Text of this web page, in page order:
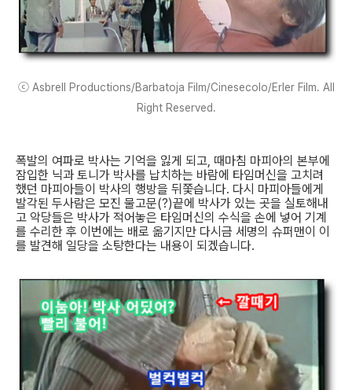
ⓒ Asbrell Productions/Barbatoja Film/Cinesecolo/Erler Film. All
Right Reserved.
폭발의 여파로 박사는 기억을 잃게 되고, 때마침 마피아의 본부에
잠입한 닉과 토니가 박사를 납치하는 바람에 타임머신을 고치려
했던 마피아들이 박사의 행방을 뒤쫓습니다. 다시 마피아들에게
발각된 두사람은 모진 물고문(?)끝에 박사가 있는 곳을 실토해내
고 악당들은 박사가 적어놓은 타임머신의 수식을 손에 넣어 기계
를 수리한 후 이번에는 배로 옮기지만 다시금 세명의 슈퍼맨이 이
를 발견해 일당을 소탕한다는 내용이 되겠습니다.